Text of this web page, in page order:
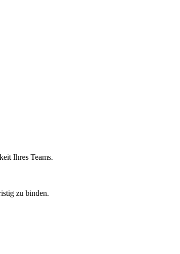
Ihres Teams.
zu binden.